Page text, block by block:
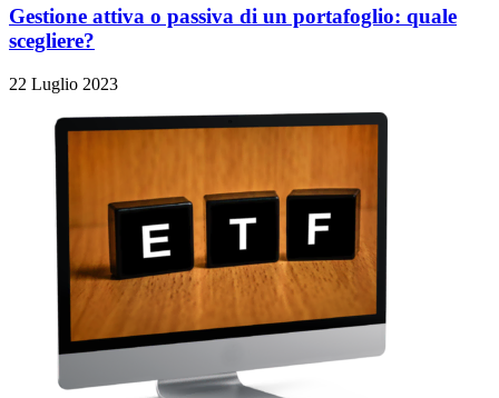
Gestione attiva o passiva di un portafoglio: quale
scegliere?
22 Luglio 2023